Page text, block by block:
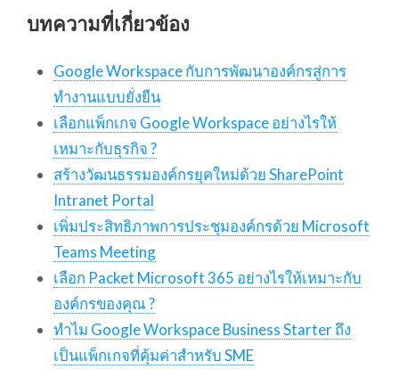
บทความที่เกี่ยวข้อง
Google Workspace กับการพัฒนาองค์กรสู่การ
ทำงานแบบยั่งยืน
เลือกแพ็กเกจ Google Workspace อย่างไรให้
เหมาะกับธุรกิจ ?
สร้างวัฒนธรรมองค์กรยุคใหม่ด้วย SharePoint
Intranet Portal
เพิ่มประสิทธิภาพการประชุมองค์กรด้วย Microsoft
Teams Meeting
เลือก Packet Microsoft 365 อย่างไรให้เหมาะกับ
องค์กรของคุณ ?
ทำไม Google Workspace Business Starter ถึง
เป็นแพ็กเกจที่คุ้มค่าสำหรับ SME